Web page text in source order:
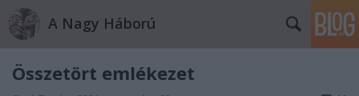
A Nagy Háború
Összetört emlékezet